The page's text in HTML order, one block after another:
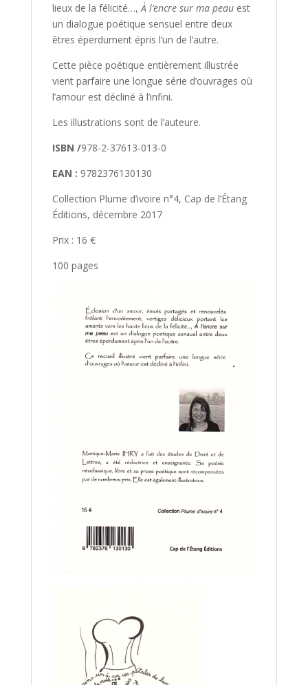
lieux de la félicité…,À l’encre sur ma peauest
un dialogue poétique sensuel entre deux
êtres éperdument épris l’un de l’autre.
Cette pièce poétique entièrement illustrée
vient parfaire une longue série d’ouvrages où
l’amour est décliné à l’infini.
Les illustrations sont de l’auteure.
ISBN /978-2-37613-013-0
EAN : 9782376130130
Collection Plume d’ivoire n°4, Cap de l’Étang
Éditions, décembre 2017
Prix : 16 €
100 pages